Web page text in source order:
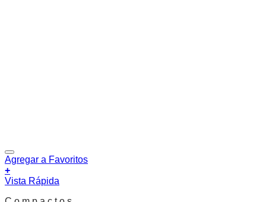
Agregar a Favoritos
+
Vista Rápida